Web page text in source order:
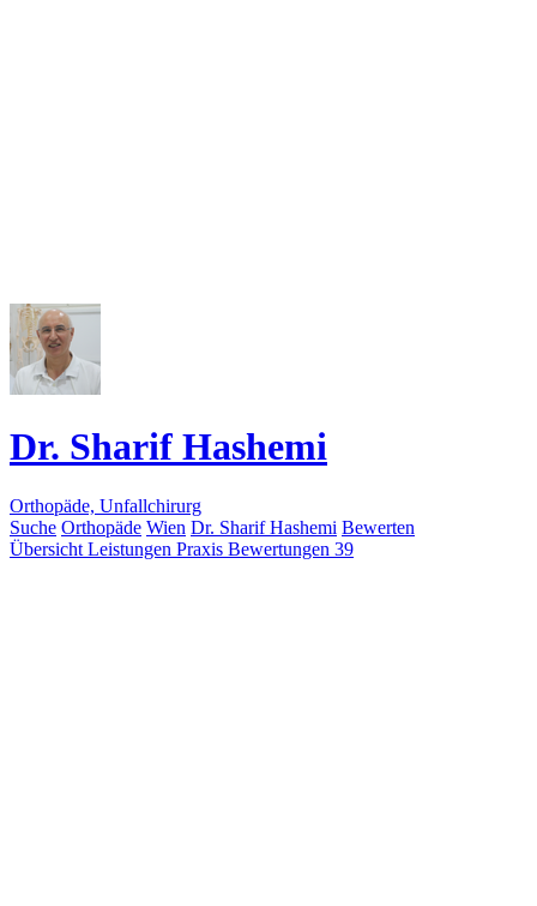
Dr. Sharif Hashemi
Orthopäde, Unfallchirurg
Suche Orthopäde Wien Dr. Sharif Hashemi Bewerten
Übersicht Leistungen Praxis Bewertungen 39